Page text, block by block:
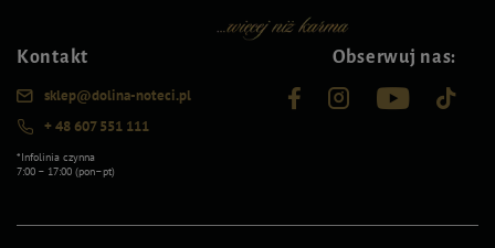
Kontakt
sklep@dolina-noteci.pl
+ 48 607 551 111
*Infolinia czynna
7:00 – 17:00 (pon–pt)
Obserwuj nas: